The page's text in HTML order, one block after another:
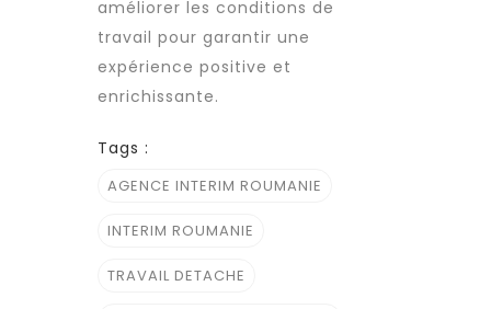
améliorer les conditions de
travail pour garantir une
expérience positive et
enrichissante.
Tags :
AGENCE INTERIM ROUMANIE
INTERIM ROUMANIE
TRAVAIL DETACHE